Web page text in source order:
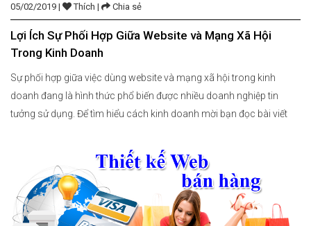
05/02/2019 | Thích | Chia sẻ
Lợi Ích Sự Phối Hợp Giữa Website và Mạng Xã Hội
Trong Kinh Doanh
Sự phối hợp giữa việc dùng website và mạng xã hội trong kinh
doanh đang là hình thức phổ biến được nhiều doanh nghiệp tin
tưởng sử dụng. Để tìm hiểu cách kinh doanh mời bạn đọc bài viết